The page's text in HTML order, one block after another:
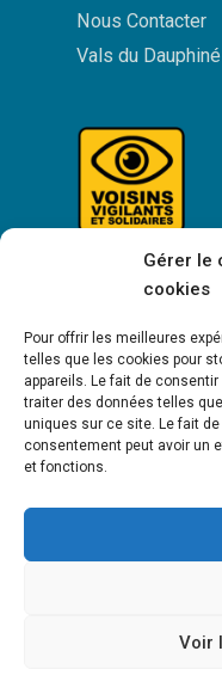
Gérer le
cookies
Pour offrir les meilleures
telles que les cookies pour
appareils. Le fait de
traiter des données telles
uniques sur ce site. Le fait
consentement peut avoir un
et fonctions.
Voir
Nous Contacter
Vals du
Bienvenue à